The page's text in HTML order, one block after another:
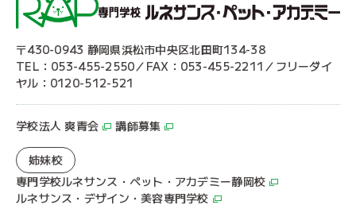
〒430-0943 静岡県浜松市中央区北田町134-38
TEL：053-455-2550／FAX：053-455-2211／フリーダイ
ヤル：0120-512-521
学校法人 爽青会 講師募集
姉妹校
専門学校ルネサンス・ペット・アカデミー静岡校
ルネサンス・デザイン・美容専門学校